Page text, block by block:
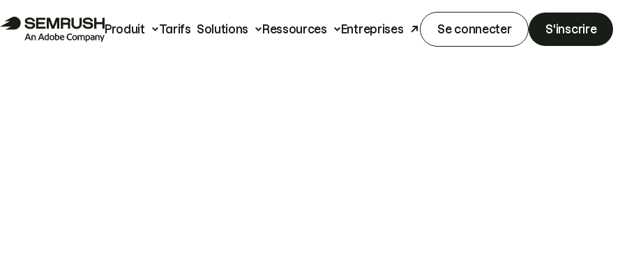
Produit Tarifs Solutions Ressources Entreprises Se connecter S'inscrire